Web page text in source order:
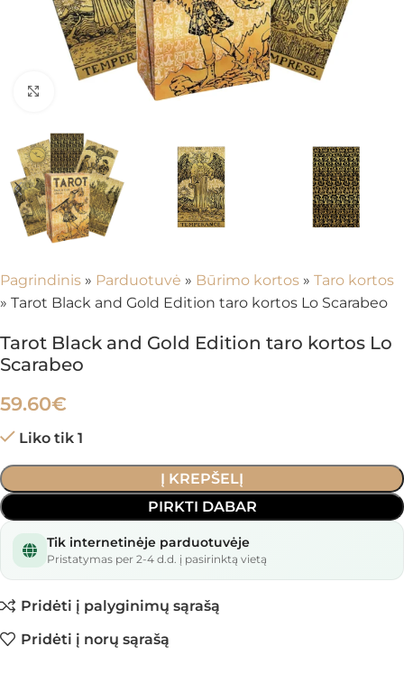
Spustelėkite, kad padidintumėte
Pagrindinis » Parduotuvė » Būrimo kortos » Taro kortos
» Tarot Black and Gold Edition taro kortos Lo Scarabeo
Tarot Black and Gold Edition taro kortos Lo
Scarabeo
59.60€
Liko tik 1
Į KREPŠELĮ
PIRKTI DABAR
Tik internetinėje parduotuvėje
Pristatymas per 2-4 d.d. į pasirinktą vietą
Pridėti į palyginimų sąrašą
Pridėti į norų sąrašą